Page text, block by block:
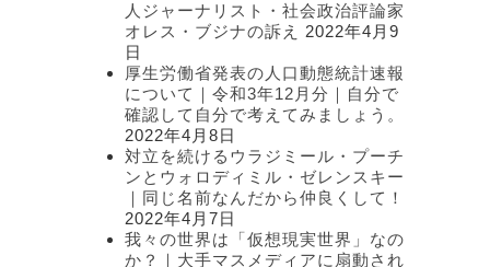
人ジャーナリスト・社会政治評論家
オレス・ブジナの訴え
2022年4月9
日
厚生労働省発表の人口動態統計速報
について｜令和3年12月分｜自分で
確認して自分で考えてみましょう。
2022年4月8日
対立を続けるウラジミール・プーチ
ンとウォロディミル・ゼレンスキー
｜同じ名前なんだから仲良くして！
2022年4月7日
我々の世界は「仮想現実世界」なの
か？｜大手マスメディアに扇動され